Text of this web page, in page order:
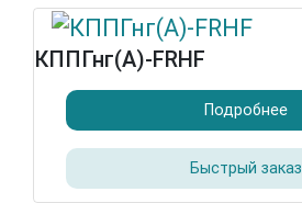
КППГнг(А)-FRHF
Подробнее
Быстрый заказ